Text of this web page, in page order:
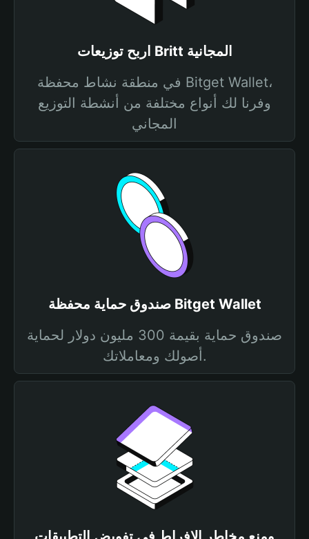
اربح توزيعات Britt المجانية
في منطقة نشاط محفظة Bitget Wallet،
وفرنا لك أنواع مختلفة من أنشطة التوزيع
المجاني
صندوق حماية محفظة Bitget Wallet
صندوق حماية بقيمة 300 مليون دولار لحماية
أصولك ومعاملاتك.